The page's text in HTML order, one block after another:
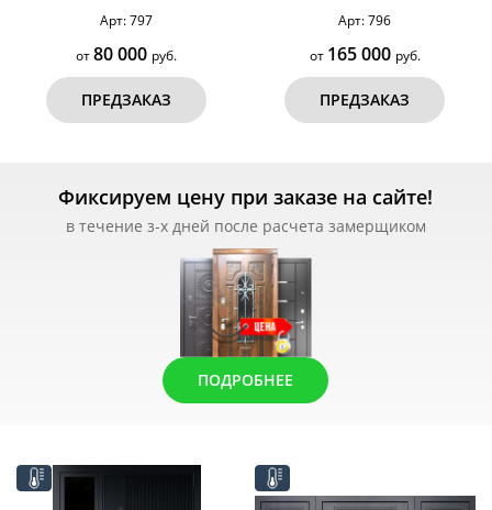
Арт: 797
от80 000 руб.
ПРЕДЗАКАЗ
Арт: 796
от 165 000 руб.
ПРЕДЗАКАЗ
Фиксируем цену при заказе на сайте!
в течение з-х дней после расчета замерщиком
ПОДРОБНЕЕ